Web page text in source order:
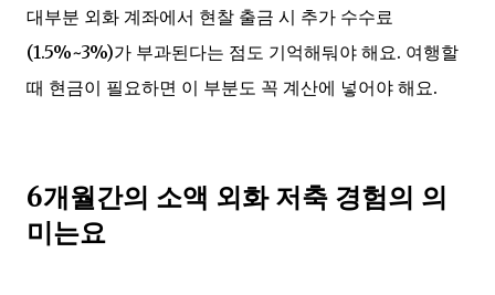
대부분 외화 계좌에서 현찰 출금 시 추가 수수료
(1.5%~3%)가 부과된다는 점도 기억해둬야 해요. 여행할
때 현금이 필요하면 이 부분도 꼭 계산에 넣어야 해요.
6개월간의 소액 외화 저축 경험의 의
미는요